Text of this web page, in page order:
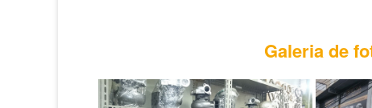
Galeria de